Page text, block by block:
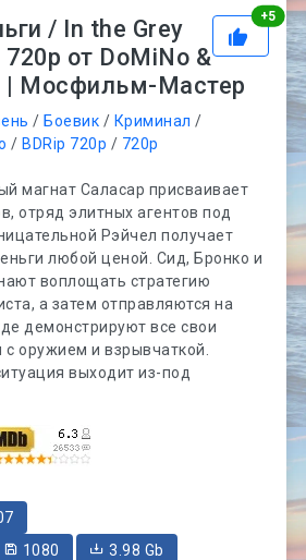
+5
/ In the Grey
от DoMiNo &
| Мосфильм-Мастер
/ Боевик / Криминал /
/ BDRip 720p / 720p
магнат Саласар присваивает
отряд элитных агентов под
Рэйчел получает
любой ценой. Сид, Бронко и
воплощать стратегию
а затем отправляются на
демонстрируют все свои
оружием и взрывчаткой.
выходит из-под
1080
3.98 Gb